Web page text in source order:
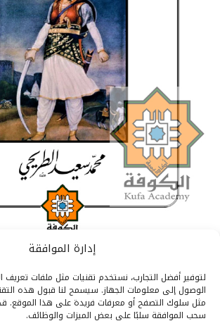
إدارة الموافقة
لتوفير أفضل التجارب، نستخدم تقنيات مثل ملفات تعريف
الوصول إلى معلومات الجهاز. سيسمح لنا قبول هذه
مثل سلوك التصفح أو معرفات فريدة على هذا الموقع.
سحب الموافقة سلبًا على بعض الميزات والوظائف.
دائرة المعارف الهندية
السلطانة تشاند